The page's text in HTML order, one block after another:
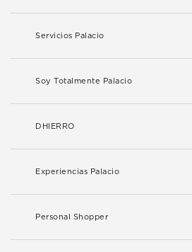
Servicios Palacio
Soy Totalmente Palacio
DHIERRO
Experiencias Palacio
Personal Shopper